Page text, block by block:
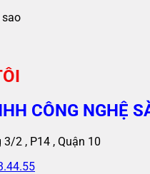
sao
CÔNG NGHỆ
2 , P14 , Quận 10